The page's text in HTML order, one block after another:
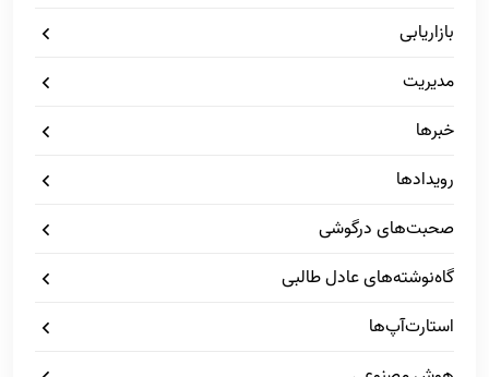
بازاریابی
مدیریت
خبرها
رویدادها
صحبت‌های درگوشی
گاه‌نوشته‌های عادل طالبی
استارت‌آپ‌ها